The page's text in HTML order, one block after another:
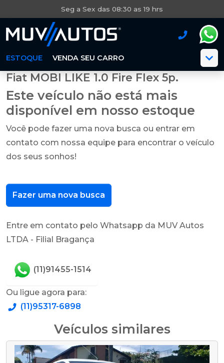
Seg a Sex das 08:30 as 19 hrs
ESTOQUE VENDA SEU CARRO
Fiat MOBI LIKE 1.0 Fire Flex 5p.
Este veículo não está mais
disponível em nosso estoque
Você pode fazer uma nova busca ou entrar em
contato com nossa equipe para encontrar o veículo
dos seus sonhos!
Fazer uma nova busca
Entre em contato pelo Whatsapp da MUV Autos
LTDA - Filial Bragança
(11)91455-1514
Ou ligue agora para:
(11)95317-6898
Veículos similares